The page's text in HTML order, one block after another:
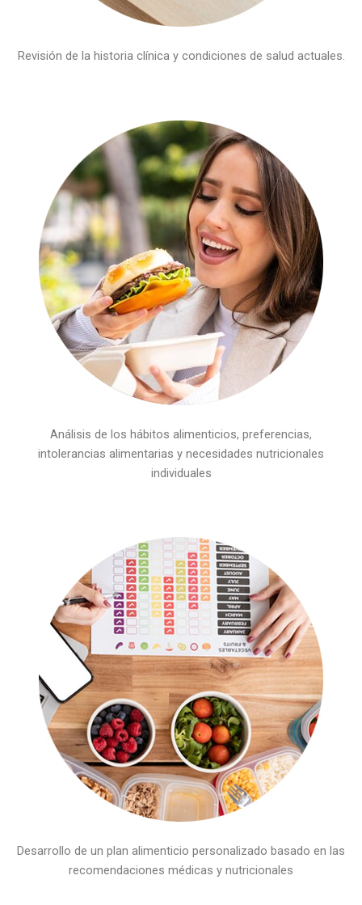
Revisión de la historia clínica y condiciones de salud actuales.
Análisis de los hábitos alimenticios, preferencias,
intolerancias alimentarias y necesidades nutricionales
individuales
Desarrollo de un plan alimenticio personalizado basado en las
recomendaciones médicas y nutricionales